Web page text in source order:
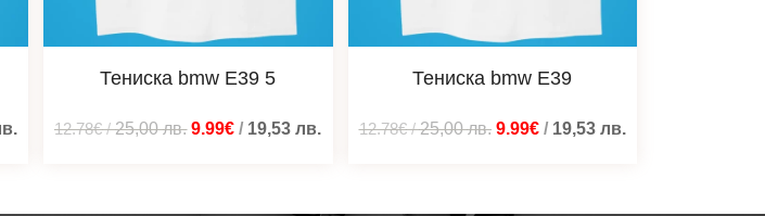
Тениска bmw Е39 5
12.78€/25,00лв. 9.99€ / 19,53лв.
Тениска bmw Е39
12.78€/25,00лв. 9.99€/ 19,53 лв.